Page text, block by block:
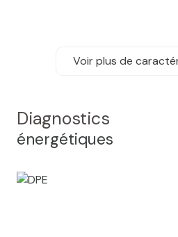
construit en 1996
cuisine séparée (semi-
Chauffage individuel :
1 garage(s)
Voir plus de
Diagnostics
énergétiques